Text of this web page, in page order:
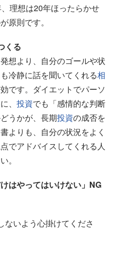
理想は20年ほったらかせ
原則です。
くる
想より、自分のゴールや状
冷静に話を聞いてくれる相
です。ダイエットでパーソ
、 投資でも「感情的な判断
うかが、長期投資の成否を
よりも、自分の状況をよく
でアドバイスしてくれる人
。
はやってはいけない」NG
ないよう心掛けてくださ